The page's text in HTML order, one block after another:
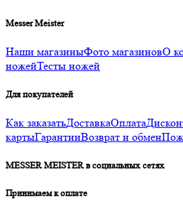
Messer Meister
Наши магазиныФото магазиновО
ножейТесты ножей
Для покупателей
Как заказатьДоставкаОплата
картыГарантииВозврат и обмен
MESSER MEISTER в социальных сетях
Принимаем к оплате